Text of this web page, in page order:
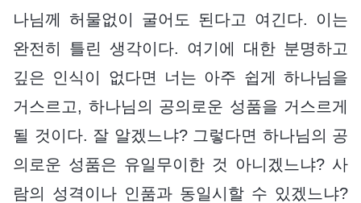
나님께 허물없이 굴어도 된다고 여긴다. 이는
완전히 틀린 생각이다. 여기에 대한 분명하고
깊은 인식이 없다면 너는 아주 쉽게 하나님을
거스르고, 하나님의 공의로운 성품을 거스르게
될 것이다. 잘 알겠느냐? 그렇다면 하나님의 공
의로운 성품은 유일무이한 것 아니겠느냐? 사
람의 성격이나 인품과 동일시할 수 있겠느냐?